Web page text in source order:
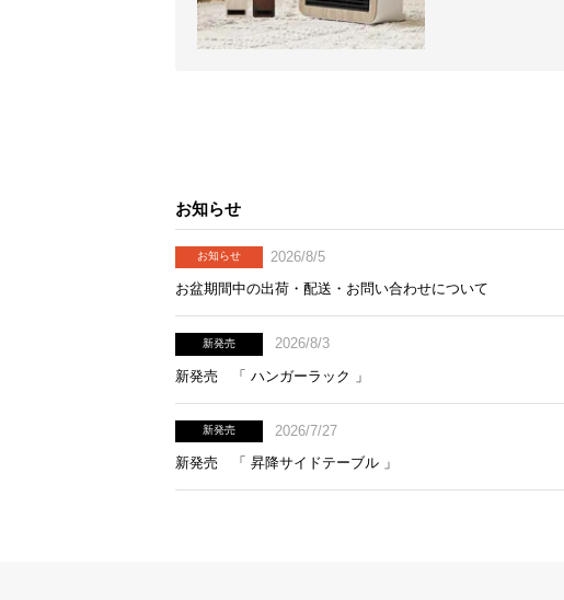
お知らせ
お知らせ
2026/8/5
お盆期間中の出荷・配送・お問い合わせについて
新発売
2026/8/3
新発売 「 ハンガーラック 」
新発売
2026/7/27
新発売 「 昇降サイドテーブル 」